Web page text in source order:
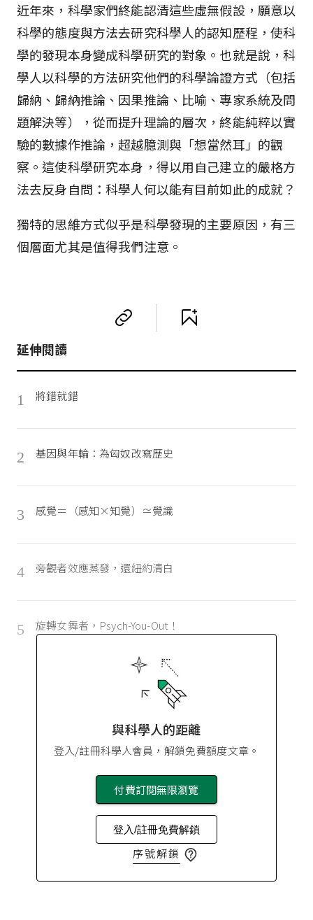
近年來，科學家們終能認清這些虛無假設，願意以
科學的態度與方法去研究科學人的認知歷程，使科
學的發現本身變成科學研究的對象。也就是說，科
學人以科學的方法研究他們的科學論證方式（包括
歸納、歸納推論、因果推論、比喻、專家系統及問
題解決等），從而提升理論的層次，終能純粹以實
驗的數據作推論，超越臆測與「想當然耳」的觀
察。這使科學研究本身，得以用自己建立的嚴格方
法去反身自問：科學人何以能有目前如此的成就？
獨特的思維方式似乎是科學發現的主要原因，有三
個層面尤其是值得我們注意。
延伸閱讀
1 將錯就錯
2 基因與年輪：為匈奴改寫歷史
3 感覺＝（感知×知覺）≃覺識
4 旁觀者效應蒸發，還紐約清白
5 旋轉女舞者，Psych-You-Out！
與科學人的距離
登入/註冊科學人會員，解鎖免費額度文章。
付費訂閱無限瀏覽
登入/註冊免費解鎖
序號解鎖